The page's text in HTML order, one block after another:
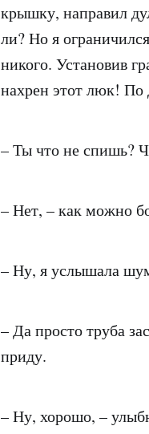
крышку, направил
ли? Но я
никого. Установив
нахрен этот люк! По
– Ты что не спишь?
– Нет, – как можно
– Ну, я услышала
– Да просто труба
приду.
– Ну, хорошо, –